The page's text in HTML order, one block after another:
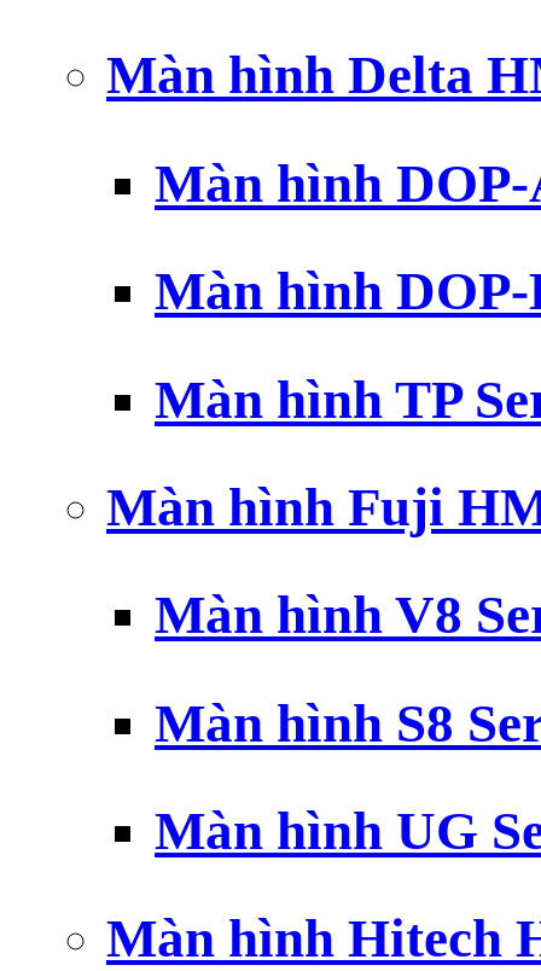
Màn hình Delta
Màn hình DOP-
Màn hình DOP-
Màn hình TP
Màn hình Fuji
Màn hình V8
Màn hình S8
Màn hình UG
Màn hình Hitech